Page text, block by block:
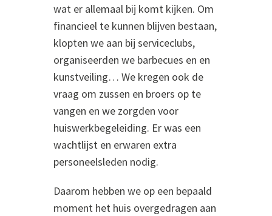
wat er allemaal bij komt kijken. Om
financieel te kunnen blijven bestaan,
klopten we aan bij serviceclubs,
organiseerden we barbecues en en
kunstveiling… We kregen ook de
vraag om zussen en broers op te
vangen en we zorgden voor
huiswerkbegeleiding. Er was een
wachtlijst en erwaren extra
personeelsleden nodig.
Daarom hebben we op een bepaald
moment het huis overgedragen aan